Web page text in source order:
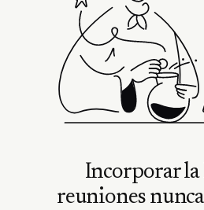
Incorporar la
reuniones